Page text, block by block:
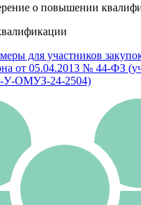
о повышении
для участников
от 05.04.2013 № 44-ФЗ
У-ОМУЗ-24-2504)